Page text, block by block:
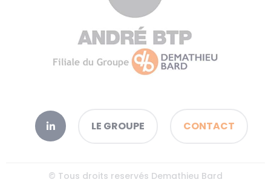
LE GROUPE CONTACT
© Tous droits reservés Demathieu Bard